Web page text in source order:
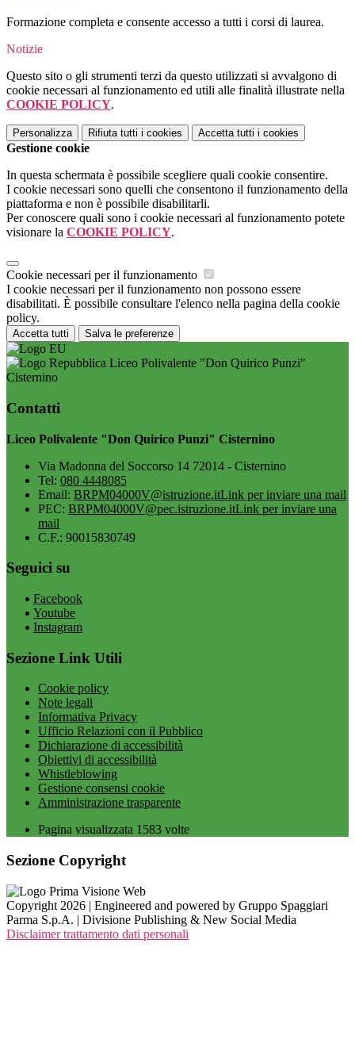
Formazione completa e consente accesso a tutti i corsi di laurea.
Notizie
Questo sito o gli strumenti terzi da questo utilizzati si avvalgono di
cookie necessari al funzionamento ed utili alle finalità illustrate nella
COOKIE POLICY.
Personalizza Rifiuta tutti i cookies Accetta tutti i cookies
Gestione cookie
In questa schermata è possibile scegliere quali cookie consentire.
I cookie necessari sono quelli che consentono il funzionamento della
piattaforma e non è possibile disabilitarli.
Per conoscere quali sono i cookie necessari al funzionamento potete
visionare la COOKIE POLICY.
Cookie necessari per il funzionamento
I cookie necessari per il funzionamento non possono essere
disabilitati. È possibile consultare l'elenco nella pagina della cookie
policy.
Accetta tutti Salva le preferenze
Liceo Polivalente "Don Quirico Punzi"
Cisternino
Contatti
Liceo Polivalente "Don Quirico Punzi" Cisternino
Via Madonna del Soccorso 14 72014 - Cisternino
Tel: 080 4448085
Email: BRPM04000V@istruzione.itLink per inviare una mail
PEC: BRPM04000V@pec.istruzione.itLink per inviare una
mail
C.F.: 90015830749
Seguici su
Facebook
Youtube
Instagram
Sezione Link Utili
Cookie policy
Note legali
Informativa Privacy
Ufficio Relazioni con il Pubblico
Dichiarazione di accessibilità
Obiettivi di accessibilità
Whistleblowing
Gestione consensi cookie
Amministrazione trasparente
Pagina visualizzata 1583 volte
Sezione Copyright
Copyright 2026 | Engineered and powered by Gruppo Spaggiari
Parma S.p.A. | Divisione Publishing & New Social Media
Disclaimer trattamento dati personali